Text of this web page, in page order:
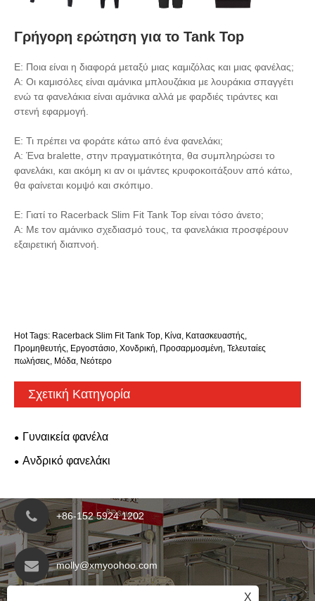
Γρήγορη ερώτηση για το Tank Top
Ε: Ποια είναι η διαφορά μεταξύ μιας καμιζόλας και μιας φανέλας;
Α: Οι καμισόλες είναι αμάνικα μπλουζάκια με λουράκια σπαγγέτι
ενώ τα φανελάκια είναι αμάνικα αλλά με φαρδιές τιράντες και
στενή εφαρμογή.
Ε: Τι πρέπει να φοράτε κάτω από ένα φανελάκι;
Α: Ένα bralette, στην πραγματικότητα, θα συμπληρώσει το
φανελάκι, και ακόμη κι αν οι ιμάντες κρυφοκοιτάξουν από κάτω,
θα φαίνεται κομψό και σκόπιμο.
Ε: Γιατί το Racerback Slim Fit Tank Top είναι τόσο άνετο;
Α: Με τον αμάνικο σχεδιασμό τους, τα φανελάκια προσφέρουν
εξαιρετική διαπνοή.
Hot Tags: Racerback Slim Fit Tank Top, Κίνα, Κατασκευαστής,
Προμηθευτής, Εργοστάσιο, Χονδρική, Προσαρμοσμένη, Τελευταίες
πωλήσεις, Μόδα, Νεότερο
Σχετική Κατηγορία
Γυναικεία φανέλα
Ανδρικό φανελάκι
+86-152 5924 1202
molly@xmyoohoo.com
X